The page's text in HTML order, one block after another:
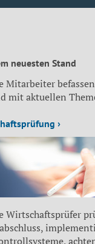
neuesten Stand
Mitarbeiter
mit aktuellen
›
Wirtschaftsprüfer